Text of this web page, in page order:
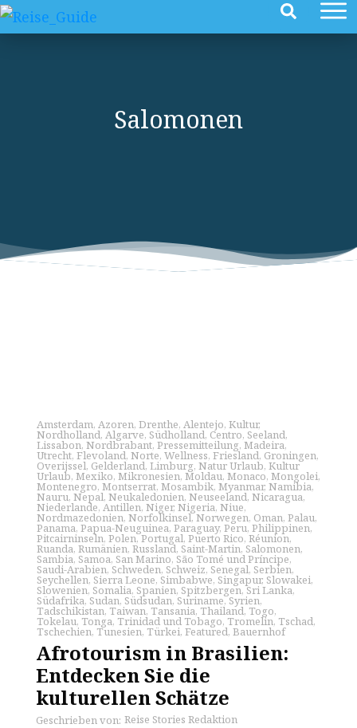
Salomonen
Amsterdam, Azoren, Drenthe, Alentejo, Kultur,
Nordholland, Algarve, Südholland, Centro, Seeland,
Lissabon, Nordbrabant, Pressemitteilung, Madeira,
Utrecht, Flevoland, Norte, Wellness, Friesland, Groningen,
Overijssel, Gelderland, Limburg, Natur Urlaub, Kultur
Urlaub, Mexiko, Mikronesien, Moldau, Monaco, Mongolei,
Montenegro, Montserrat, Mosambik, Myanmar, Namibia,
Nauru, Nepal, Neukaledonien, Neuseeland, Nicaragua,
Niederlande, Antillen, Niger, Nigeria, Niue,
Nordmazedonien, Norfolkinsel,Norwegen, Oman, Palau,
Panama, Papua-Neuguinea, Paraguay, Peru, Philippinen,
Pitcairninseln, Polen,Portugal, Puerto Rico, Réunion,
Ruanda, Rumänien, Russland, Saint-Martin, Salomonen,
Sambia, Samoa, San Marino, São Tomé und Príncipe,
Saudi-Arabien, Schweden, Schweiz, Senegal, Serbien,
Seychellen, Sierra Leone, Simbabwe, Singapur, Slowakei,
Slowenien, Somalia, Spanien, Spitzbergen,Sri Lanka,
Südafrika, Sudan, Südsudan, Suriname,Syrien,
Tadschikistan, Taiwan, Tansania, Thailand, Togo,
Tokelau, Tonga, Trinidad und Tobago, Tromelin, Tschad,
Tschechien, Tunesien, Türkei, Featured, Bauernhof
Afrotourism in Brasilien:
Entdecken Sie die
kulturellen Schätze
Geschrieben von: Reise Stories Redaktion